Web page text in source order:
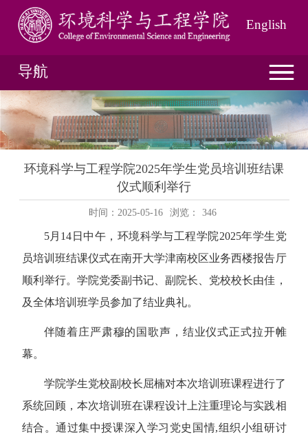
English
导航
环境科学与工程学院2025年学生党员培训班结课
仪式顺利举行
时间：2025-05-16 浏览： 346
5月 14 日中午，环境科学与工程学院2025年学生党
员培训班结课仪式在南开大学津南校区业务西楼报告厅
顺利举行。学院党委副书记、副院长、党校校长由佳，
及全体培训班学员参加了结业典礼。
伴随着庄严肃穆的国歌声，结业仪式正式拉开帷
幕。
学院学生党校副校长屈楠对本次培训班课程进行了
系统回顾，本次培训班在课程设计上注重理论与实践相
结合。通过集中授课深入学习党史国情,组织小组研讨